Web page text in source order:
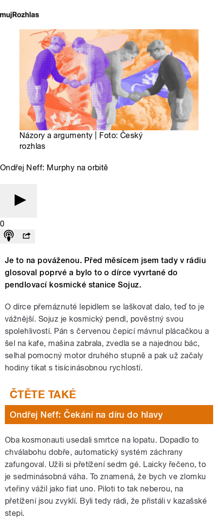
Názory a argumenty | Foto: Český
rozhlas
Ondřej Neff: Murphy na orbitě
0
Je to na pováženou. Před měsícem jsem tady v rádiu
glosoval poprvé a bylo to o dírce vyvrtané do
pendlovací kosmické stanice Sojuz.
O dírce přemáznuté lepidlem se laškovat dalo, teď to je
vážnější. Sojuz je kosmický pendl, pověstný svou
spolehlivostí. Pán s červenou čepicí mávnul plácačkou a
šel na kafe, mašina zabrala, zvedla se a najednou bác,
selhal pomocný motor druhého stupně a pak už začaly
hodiny tikat s tisícinásobnou rychlostí.
Ondřej Neff: Čekání na díru do hlavy
Oba kosmonauti usedali smrtce na lopatu. Dopadlo to
chválabohu dobře, automatický systém záchrany
zafungoval. Užili si přetížení sedm gé. Laicky řečeno, to
je sedminásobná váha. To znamená, že bych ve zlomku
vteřiny vážil jako fiat uno. Piloti to tak neberou, na
přetížení jsou zvyklí. Byli tedy rádi, že přistáli v kazašské
stepi.